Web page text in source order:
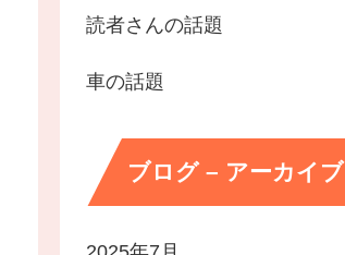
読者さんの話題
車の話題
ブログ – アーカイブ